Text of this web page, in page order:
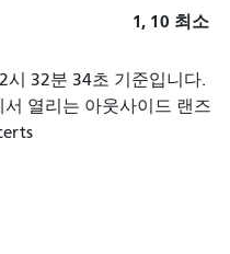
1, 10 최소
시 32분 34초 기준입니다.
열리는 아웃사이드 랜즈